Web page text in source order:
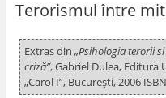
Terorismul între
Extras din „Psihologia terorii
criză”, Gabriel Dulea,
„Carol I”, Bucureşti, 2006